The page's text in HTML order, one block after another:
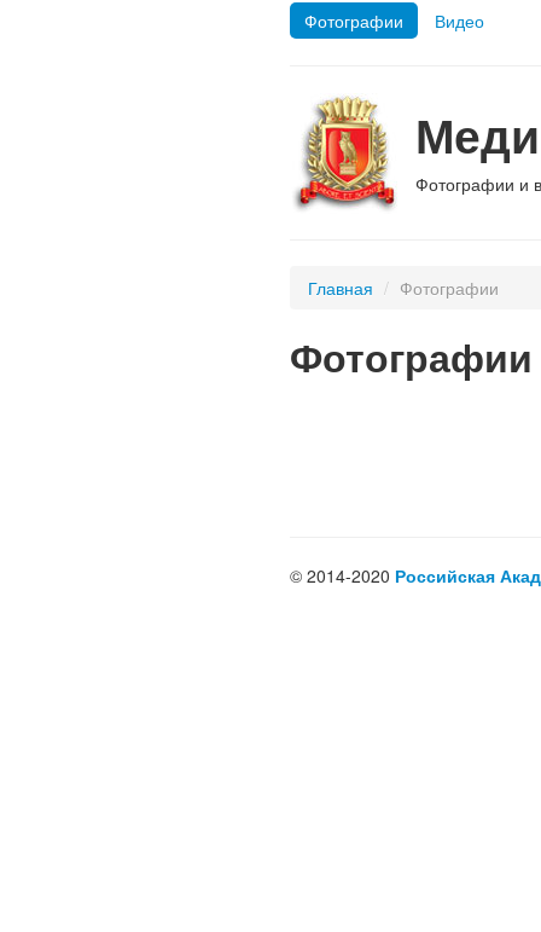
Фотографии Видео
Фотографии и
Главная / Фотографии
Фотографии
© 2014-2020 Российская